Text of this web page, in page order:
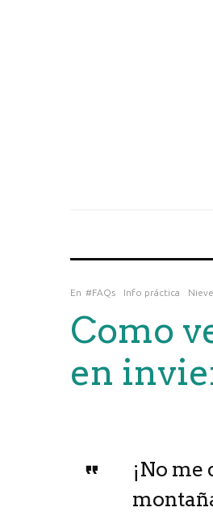
En #FAQs Info práctica Nieve
Como
en
¡No me